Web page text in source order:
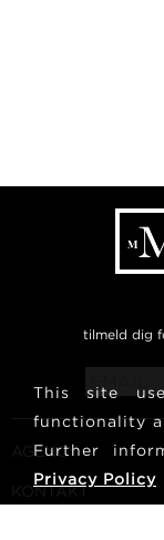
tilmeld dig
AGENCY
KONTAKT
This site
functionality
Further
Privacy Policy